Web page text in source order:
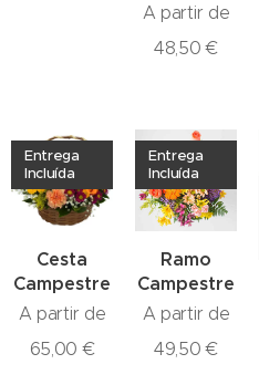
A partir de
48,50 €
Cesta
Campestre
Entrega
Incluída
A partir de
65,00 €
Ramo
Campestre
Entrega
Incluída
A partir de
49,50 €